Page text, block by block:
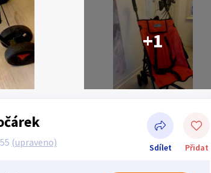
+1
(upraveno) Sdílet Přidat